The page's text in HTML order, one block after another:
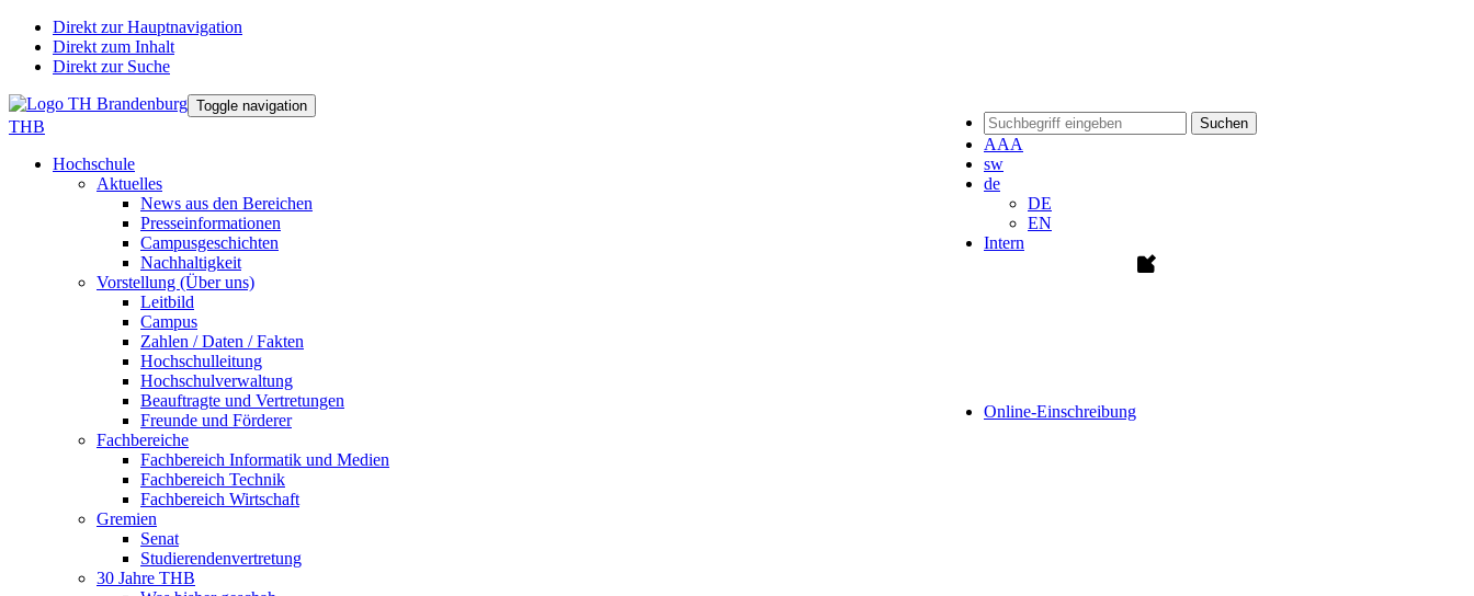
Direkt zur Hauptnavigation
Direkt zum Inhalt
Direkt zur Suche
Suchen
AAA
sw
de
DE
EN
Intern
Online-Einschreibung
Toggle navigation
THB
Hochschule
Aktuelles
News aus den Bereichen
Presseinformationen
Campusgeschichten
Nachhaltigkeit
Vorstellung (Über uns)
Leitbild
Campus
Zahlen / Daten / Fakten
Hochschulleitung
Hochschulverwaltung
Beauftragte und Vertretungen
Freunde und Förderer
Fachbereiche
Fachbereich Informatik und Medien
Fachbereich Technik
Fachbereich Wirtschaft
Gremien
Senat
Studierendenvertretung
30 Jahre THB